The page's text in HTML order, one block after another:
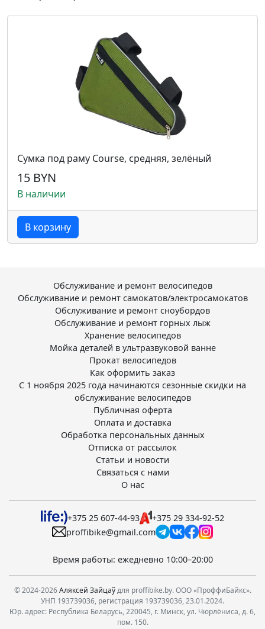
Сумка под раму Course, средняя, зелёный
15 BYN
В наличии
В корзину
Обслуживание и ремонт велосипедов
Обслуживание и ремонт самокатов/электросамокатов
Обслуживание и ремонт сноубордов
Обслуживание и ремонт горных лыж
Хранение велосипедов
Мойка деталей в ультразвуковой ванне
Прокат велосипедов
Как оформить заказ
С 1 ноября 2025 года начинаются сезонные скидки на
обслуживание велосипедов
Публичная оферта
Оплата и доставка
Обработка персональных данных
Отписка от рассылок
Статьи и новости
Связаться с нами
О нас
+375 25 607-44-93
+375 29 334-92-52
proffibike@gmail.com
Время работы: ежедневно 10:00–20:00
© 2024-2026Аляксей Зайцаўдля proffibike.by. ООО «ПроффиБайкс».
УНП 193739036, регистрация 193739036, 23.01.2024.
Юр. адрес: Республика Беларусь, 220045, г. Минск, ул. Чюрлёниса, д. 6,
пом. 150.